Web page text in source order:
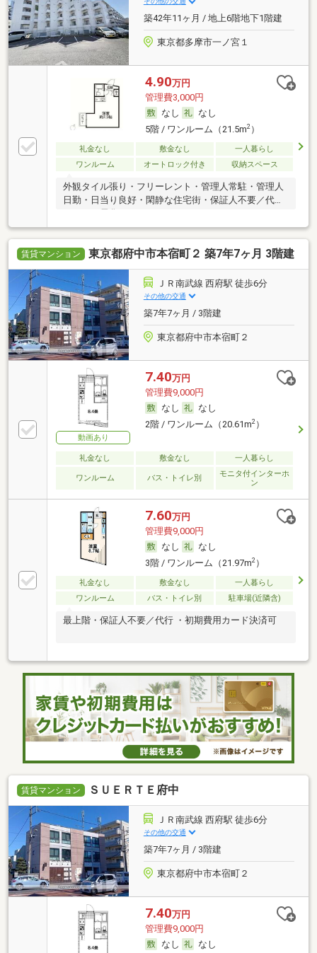
築42年11ヶ月 / 地上6階地下1階建
東京都多摩市一ノ宮１
4.90万円
管理費3,000円
なし
なし
5階 / ワンルーム（21.5m2）
礼金なし 敷金なし
一人暮らし
ワンルーム
オートロック付き 収納スペース
外観タイル張り・フリーレント・管理人常駐・管理人
日勤・日当り良好・閑静な住宅街・保証人不要／代行
賃貸マンション 東京都府中市本宿町２ 築7年7ヶ月 3階建
ＪＲ南武線 西府駅 徒歩6分
その他の交通
築7年7ヶ月 / 3階建
東京都府中市本宿町２
動画あり
7.40万円
管理費9,000円
なし
なし
2階 / ワンルーム（20.61m2）
礼金なし 敷金なし 一人暮らし
ワンルーム バス・トイレ別
モニタ付インターホ
ン
7.60万円
管理費9,000円
なし
なし
3階 / ワンルーム（21.97m2）
礼金なし 敷金なし
一人暮らし
ワンルーム
バス・トイレ別 駐車場(近隣含)
最上階・保証人不要／代行 ・初期費用カード決済可
賃貸マンション ＳＵＥＲＴＥ府中
ＪＲ南武線 西府駅 徒歩6分
その他の交通
築7年7ヶ月 / 3階建
東京都府中市本宿町２
7.40万円
管理費9,000円
なし
なし